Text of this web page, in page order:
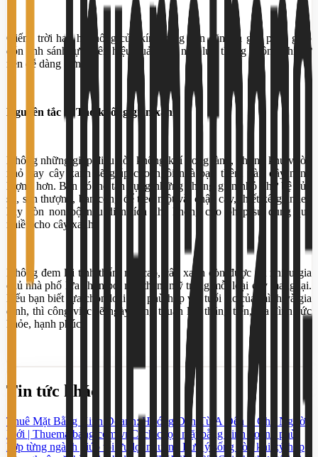
Giếng trời hay hệ thống cửa kính rộng hơn cũng là giải pháp giúp
đón ánh sánh tự nhiên hiệu quả cũng như lưu thông không khí trở
nên dễ dàng hơn.
Nguyên tắc 5: Tạo không gian xanh
Không những giúp điều hòa không khí trong lành, những khu vườn
nhỏ hay cây xanh sẽ giúp cho ngôi nhà bạn thêm tràn đầy năng
lượng hơn. Bạn có thể tận dụng những không gian nhỏ như bệ cửa
sổ, sân thượng, ban công để treo một vài chậu cây, thiết kế giàn leo
hay hòn non bộ nếu diện tích nhà không cho phép sử dụng quá
nhiều cho cây xanh.
Không đem lại tính thẩm mỹ cao, cây xanh còn được rất nhiều gia
chủ nhà phố lựa chọn bởi mặt thẩm mỹ trong mỗi loại cây mang lại.
Nếu bạn biết lựa chọn loại cây phù hợp với tuổi tác của mình và gia
đình, thì công việc sẽ ngày càng thuận lợi, thăng tiến, gia đình sức
khỏe, hạnh phúc.
Tin tức khác
Thuê Mặt Bằng Kinh Doanh: Hướng Dẫn Từ A Đến Z Cho Người
Mới | Thuematbang.com.vn Cách chọn mặt bằng kinh doanh phù
hợp từng ngành giúp tối ưu lợi nhuận 5 Lưu ý sống còn khi ký hợp